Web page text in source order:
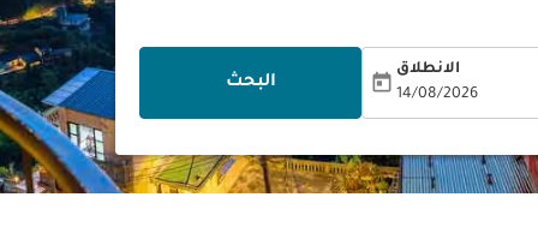
الانطلاق
14/08/2026
today البحث